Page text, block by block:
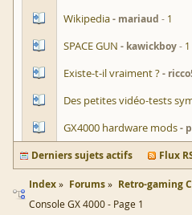
Wikipedia mariaud 1
SPACE GUN kawickboy 1
Existe-t-il vraiment ?
Des petites vidéo-tests
GX4000 hardware mods
Derniers sujets actifs Flux
Index Forums Retro-gaming
Console GX 4000 - Page 1